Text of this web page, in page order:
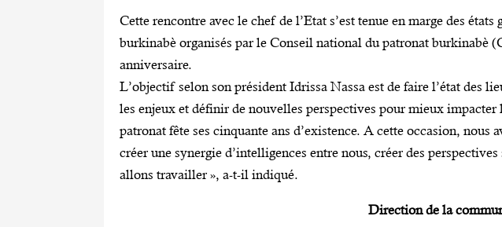
Cette rencontre avec le chef de l’Etat s’est tenue en marge des
burkinabè organisés par le Conseil national du patronat burkinabè
anniversaire.
L’objectif selon son président Idrissa Nassa est de faire l’état des
les enjeux et définir de nouvelles perspectives pour mieux
patronat fête ses cinquante ans d’existence. A cette occasion, nous
créer une synergie d’intelligences entre nous, créer des
allons travailler », a-t-il indiqué.
Direction de la